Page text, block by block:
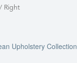
Right
Upholstery Collection